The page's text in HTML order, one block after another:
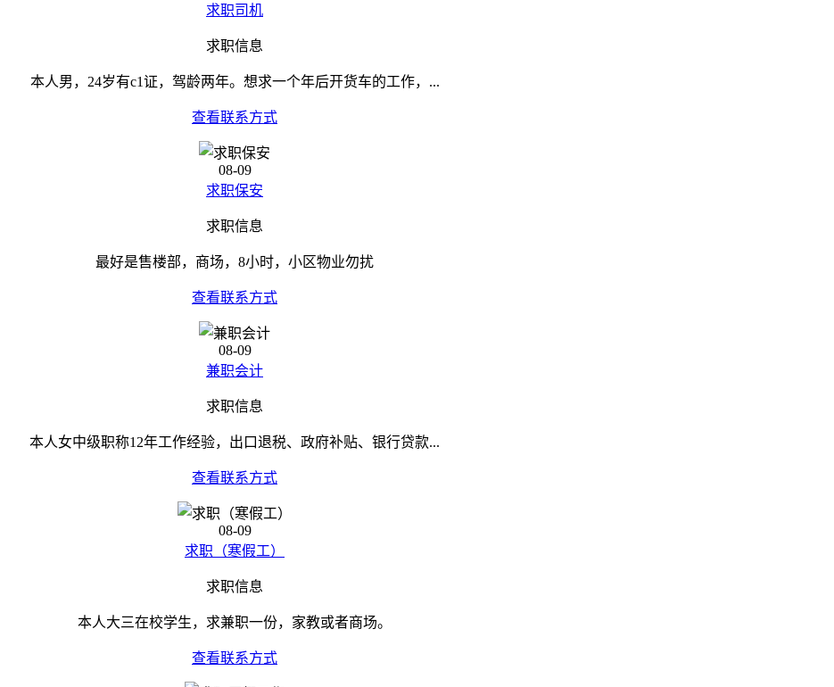
求职司机
求职信息
本人男，24岁有c1证，驾龄两年。想求一个年后开货车的工作，...
查看联系方式
08-09
求职保安
求职信息
最好是售楼部，商场，8小时，小区物业勿扰
查看联系方式
08-09
兼职会计
求职信息
本人女中级职称12年工作经验，出口退税、政府补贴、银行贷款...
查看联系方式
08-09
求职（寒假工）
求职信息
本人大三在校学生，求兼职一份，家教或者商场。
查看联系方式